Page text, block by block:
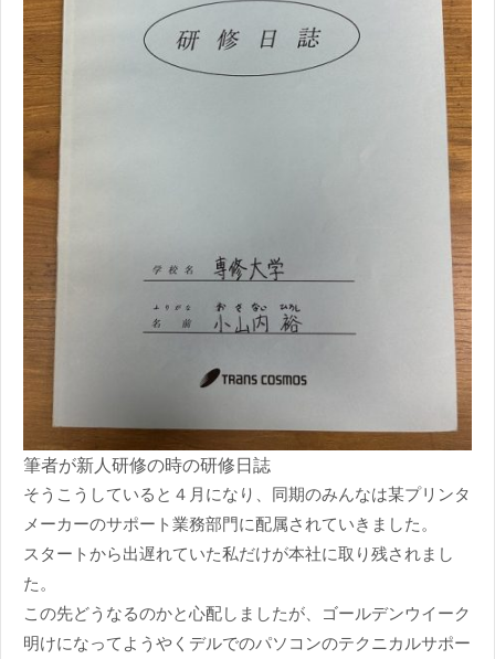
筆者が新人研修の時の研修日誌
そうこうしていると４月になり、同期のみんなは某プリンタ
メーカーのサポート業務部門に配属されていきました。
スタートから出遅れていた私だけが本社に取り残されまし
た。
この先どうなるのかと心配しましたが、ゴールデンウイーク
明けになってようやくデルでのパソコンのテクニカルサポー